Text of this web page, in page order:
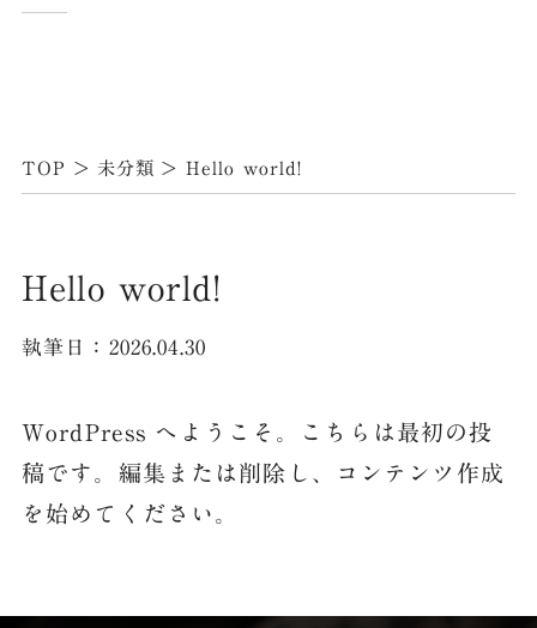
TOP > 未分類 > Hello world!
Hello world!
執筆日：2026.04.30
WordPress へようこそ。こちらは最初の投
稿です。編集または削除し、コンテンツ作成
を始めてください。